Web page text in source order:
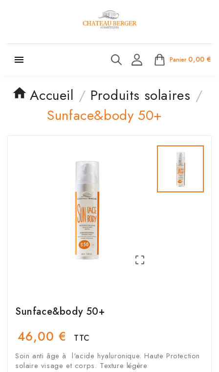
 Panier 0,00 €
Accueil
Produits solaires
Sunface&body 50+

Sunface&body 50+
46,00 € TTC
Soin anti âge à l'acide hyaluronique. Haute Protection
solaire visage et corps. Texture légère